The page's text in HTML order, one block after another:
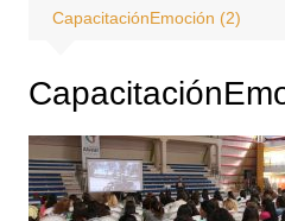
CapacitaciónEmoción (2)